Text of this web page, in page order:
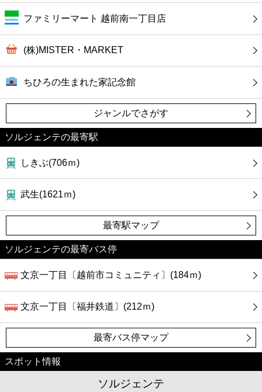
ファミリーマート 越前南一丁目店
(株)MISTER・MARKET
ちひろの生まれた家記念館
ジャンルでさがす
ソルジェンテの最寄駅
しきぶ(706ｍ)
武生(1621ｍ)
最寄駅マップ
ソルジェンテの最寄バス停
文京一丁目〔越前市コミュニティ〕(184ｍ)
文京一丁目〔福井鉄道〕(212ｍ)
最寄バス停マップ
スポット情報
ソルジェンテ